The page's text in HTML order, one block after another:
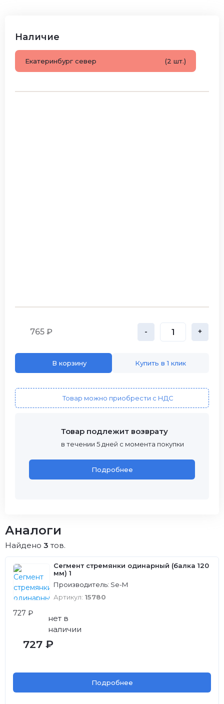
Наличие
Екатеринбург север (2 шт.)
765 ₽ - +
В корзину Купить в 1 клик
Товар можно приобрести с НДС
Товар подлежит возврату
в течении 5 дней с момента покупки
Подробнее
Аналоги
Найдено 3 тов.
Сегмент стремянки одинарный (балка 120
мм) 1
Производитель: Se-M
Артикул: 15780
727 ₽
нет в
наличии
727 ₽
Подробнее